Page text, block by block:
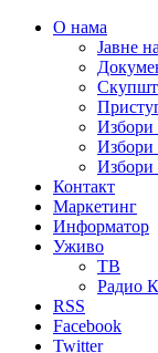
О нама
Јавне
Избори
Избори
Избори
Контакт
Маркетинг
Информатор
Уживо
ТВ
Радио
RSS
Facebook
Twitter